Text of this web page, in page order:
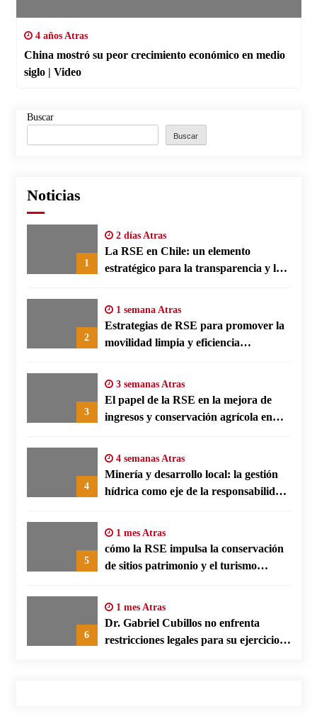
4 años Atras
China mostró su peor crecimiento económico en medio
siglo | Video
Buscar
Buscar
Noticias
1
2 días Atras
La RSE en Chile: un elemento
estratégico para la transparencia y la
2
1 semana Atras
Estrategias de RSE para promover la
movilidad limpia y eficiencia
3
3 semanas Atras
El papel de la RSE en la mejora de
ingresos y conservación agrícola en
4
4 semanas Atras
Minería y desarrollo local: la gestión
hídrica como eje de la responsabilidad
5
1 mes Atras
cómo la RSE impulsa la conservación
de sitios patrimonio y el turismo
6
1 mes Atras
Dr. Gabriel Cubillos no enfrenta
restricciones legales para su ejercicio,